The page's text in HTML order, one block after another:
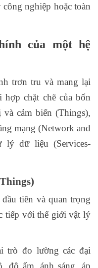
nghiệp hoặc toàn
của một hệ
trơn tru và mang lại
chặt chẽ của bốn
cảm biến (Things),
mạng (Network and
dữ liệu (Services-
tiên và quan trọng
tiếp với thế giới vật lý
trò đo lường các đại
độ ẩm, ánh sáng, áp